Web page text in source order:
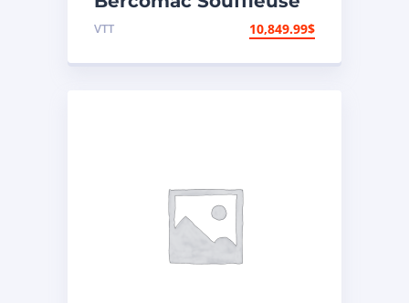
à neige 66″
Vantage/Honda 22HP
EPA
VTT 10,849.99$